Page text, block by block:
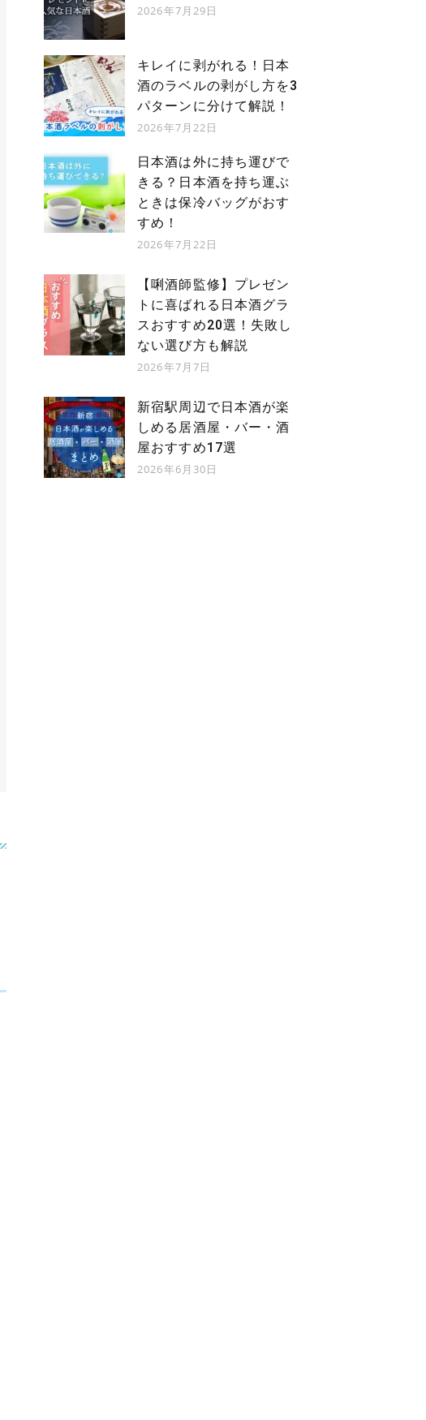
2026年7月29日
キレイに剥がれる！日本
酒のラベルの剥がし方を3
パターンに分けて解説！
2026年7月22日
日本酒は外に持ち運びで
きる？日本酒を持ち運ぶ
ときは保冷バッグがおす
すめ！
2026年7月22日
【唎酒師監修】プレゼン
トに喜ばれる日本酒グラ
スおすすめ20選！失敗し
ない選び方も解説
2026年7月7日
新宿駅周辺で日本酒が楽
しめる居酒屋・バー・酒
屋おすすめ17選
2026年6月30日